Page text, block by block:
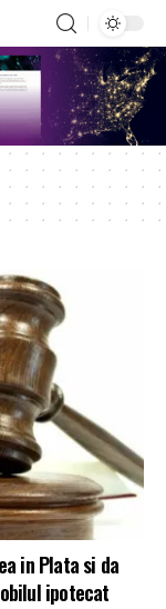
in Plata si da
ipotecat